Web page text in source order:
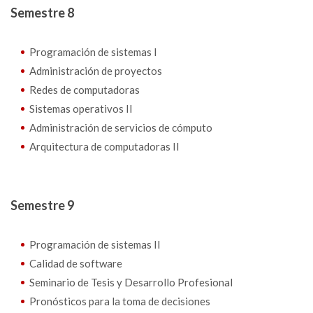
Semestre 8
Programación de sistemas I
Administración de proyectos
Redes de computadoras
Sistemas operativos II
Administración de servicios de cómputo
Arquitectura de computadoras II
Semestre 9
Programación de sistemas II
Calidad de software
Seminario de Tesis y Desarrollo Profesional
Pronósticos para la toma de decisiones